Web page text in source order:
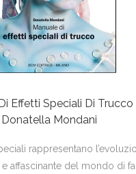
Effetti Speciali Di Trucco
Donatella Mondani
rappresentano
e affascinante del mondo di